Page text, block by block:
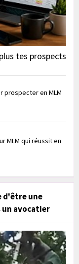
tes prospects
prospecter en MLM
MLM qui réussit en
d'être une
un avocatier